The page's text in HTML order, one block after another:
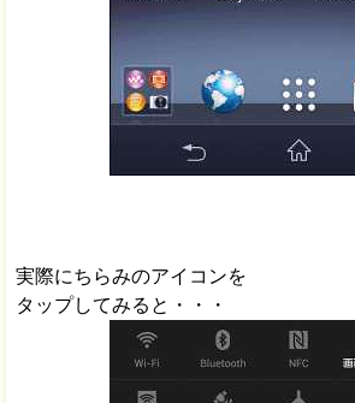
実際にちらみのアイコンを
タップしてみると・・・